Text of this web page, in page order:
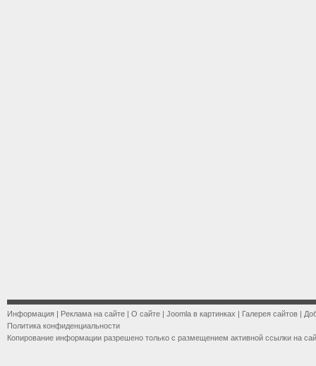
Информация | Реклама на сайте | О сайте | Joomla в картинках | Галерея сайтов |
Политика конфиденциальности
Копирование информации разрешено только с размещением активной ссылки на